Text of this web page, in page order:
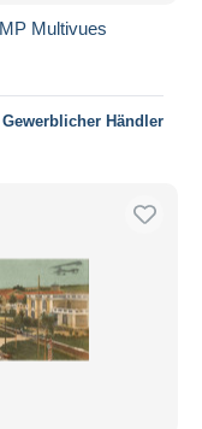
Multivues
Gewerblicher Händler